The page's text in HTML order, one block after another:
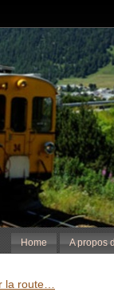
Home A propos
la route…